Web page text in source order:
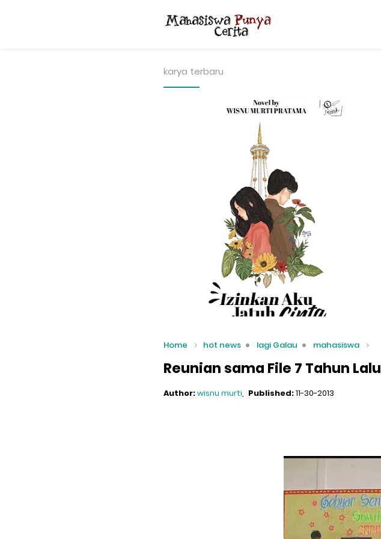
karya terbaru
Home hot news lagi Galau mahasiswa
Reunian sama File 7 Tahun Lalu
Author:wisnu murti Published:11-30-2013